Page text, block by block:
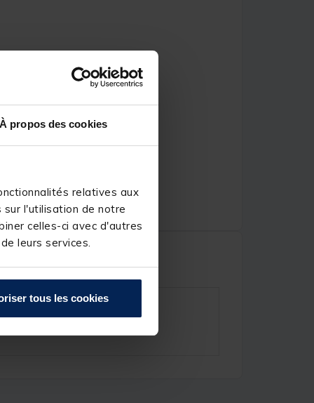
À propos des cookies
relatives aux
l'utilisation de notre
celles-ci avec d'autres
leurs services.
tous les cookies